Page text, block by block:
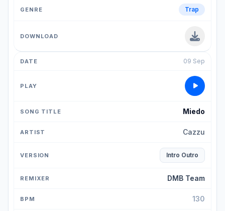
Trap
09 Sep
Miedo
Cazzu
Intro Outro
DMB Team
130